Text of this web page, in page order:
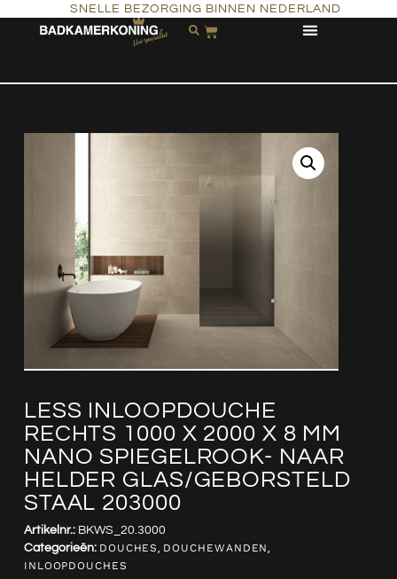
SNELLE BEZORGING BINNEN NEDERLAND
LESS INLOOPDOUCHE
RECHTS 1000 X 2000 X 8 MM
NANO SPIEGELROOK- NAAR
HELDER GLAS/GEBORSTELD
STAAL 203000
Artikelnr.: BKWS_20.3000
Categorieën: DOUCHES, DOUCHEWANDEN,
INLOOPDOUCHES